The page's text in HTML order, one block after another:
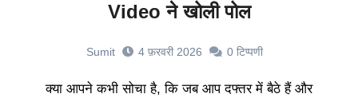
Video ने खोली पोल
Sumit 4 फ़रवरी 2026 0 टिप्पणी
क्या आपने कभी सोचा है, कि जब आप दफ्तर में बैठे हैं और